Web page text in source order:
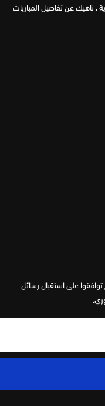
عن تفاصيل المباريات
على استقبال رسائل